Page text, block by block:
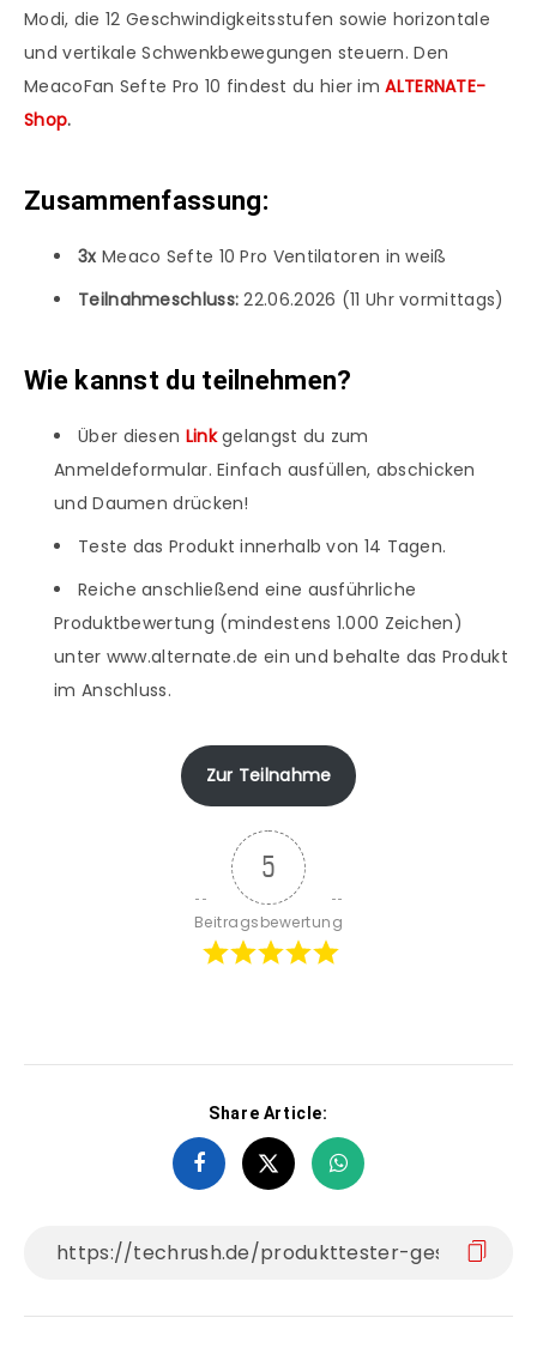
Modi, die 12 Geschwindigkeitsstufen sowie horizontale
und vertikale Schwenkbewegungen steuern. Den
MeacoFan Sefte Pro 10 findest du hier imALTERNATE-
Shop.
Zusammenfassung:
3x Meaco Sefte 10 Pro Ventilatoren in weiß
Teilnahmeschluss: 22.06.2026 (11 Uhr vormittags)
Wie kannst du teilnehmen?
Über diesen Linkgelangst du zum
Anmeldeformular. Einfach ausfüllen, abschicken
und Daumen drücken!
Teste das Produkt innerhalb von 14 Tagen.
Reiche anschließend eine ausführliche
Produktbewertung (mindestens 1.000 Zeichen)
unter www.alternate.de ein und behalte das Produkt
im Anschluss.
Zur Teilnahme
5
Beitragsbewertung
Share Article: